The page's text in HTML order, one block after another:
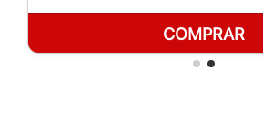
COMPRAR